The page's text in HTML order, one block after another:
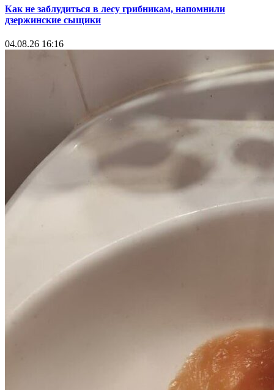
Как не заблудиться в лесу грибникам, напомнили
дзержинские сыщики
04.08.26 16:16